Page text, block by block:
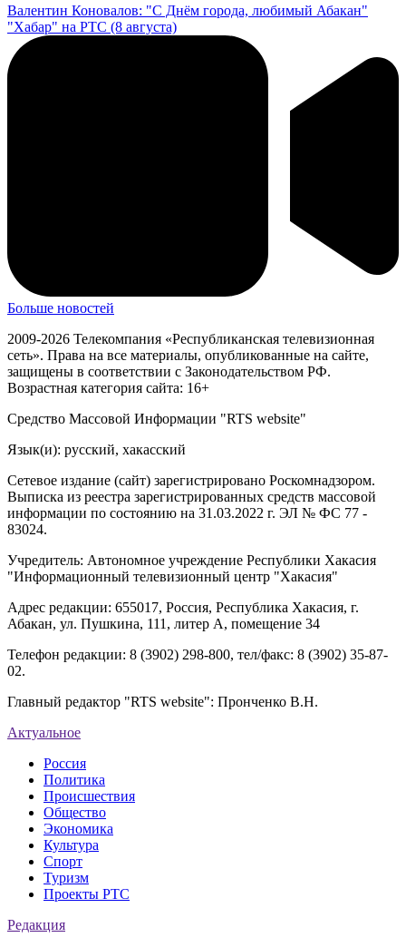
Валентин Коновалов: "С Днём города, любимый Абакан"
"Хабар" на РТС (8 августа)
Больше новостей
2009-2026 Телекомпания «Республиканская телевизионная
сеть». Права на все материалы, опубликованные на сайте,
защищены в соответствии с Законодательством РФ.
Возрастная категория сайта: 16+
Средство Массовой Информации "RTS website"
Язык(и): русский, хакасский
Сетевое издание (сайт) зарегистрировано Роскомнадзором.
Выписка из реестра зарегистрированных средств массовой
информации по состоянию на 31.03.2022 г. ЭЛ № ФС 77 -
83024.
Учредитель: Автономное учреждение Республики Хакасия
"Информационный телевизионный центр "Хакасия"
Адрес редакции: 655017, Россия, Республика Хакасия, г.
Абакан, ул. Пушкина, 111, литер А, помещение 34
Телефон редакции: 8 (3902) 298-800, тел/факс: 8 (3902) 35-87-
02.
Главный редактор "RTS website": Пронченко В.Н.
Актуальное
Россия
Политика
Происшествия
Общество
Экономика
Культура
Спорт
Туризм
Проекты РТС
Редакция